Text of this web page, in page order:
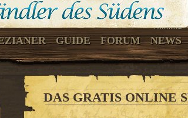
GUIDE FORUM NEWS
DAS GRATIS ONLINE